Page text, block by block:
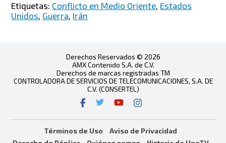
Etiquetas: Conflicto en Medio Oriente, Estados
Unidos, Guerra, Irán
Derechos Reservados © 2026
AMX Contenido S.A. de C.V.
Derechos de marcas registradas TM
CONTROLADORA DE SERVICIOS DE TELECOMUNICACIONES, S.A. DE
C.V. (CONSERTEL)
Términos de Uso
Aviso de Privacidad